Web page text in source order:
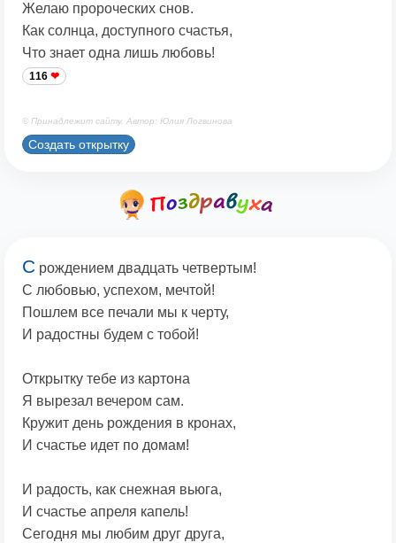
Желаю пророческих снов.
Как солнца, доступного счастья,
Что знает одна лишь любовь!
116
© Принадлежит сайту. Автор: Юлия Логвинова
Создать открытку
С рождением двадцать четвертым!
С любовью, успехом, мечтой!
Пошлем все печали мы к черту,
И радостны будем с тобой!
Открытку тебе из картона
Я вырезал вечером сам.
Кружит день рождения в кронах,
И счастье идет по домам!
И радость, как снежная вьюга,
И счастье апреля капель!
Сегодня мы любим друг друга,